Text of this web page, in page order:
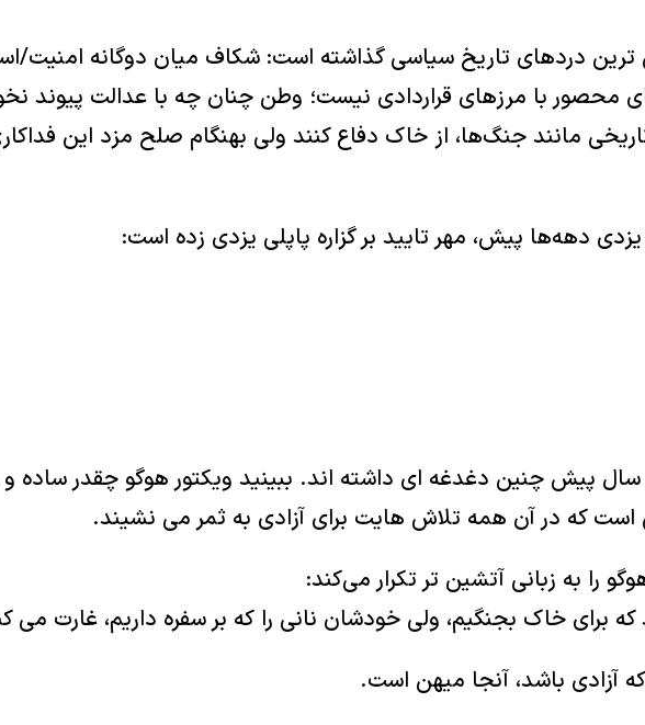
دردهای تاریخ سیاسی گذاشته است: شکاف میان دوگانه امنیت/
محصور با مرزهای قراردادی نیست؛ وطن چنان چه با عدالت پیوند
مانند جنگ‌ها، از خاک دفاع کنند ولی بهنگام‌ صلح مزد این فداکاری
دهه‌ها پیش، مهر تایید بر گزاره پاپلی یزدی زده است:
پیش چنین دغدغه ای داشته اند. ببینید ویکتور هوگو چقدر ساده
که در آن همه تلاش هایت برای آزادی به ثمر می نشیند.
را به زبانی آتشین تر تکرار می‌کند:
برای خاک بجنگیم، ولی خود‌شان‌ نانی را که بر سفره داریم، غارت می